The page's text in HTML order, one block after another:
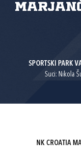
SPORTSKI PARK
Suci: Nikola
NK CROATIA